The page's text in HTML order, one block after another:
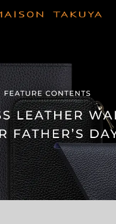
ース キーケース 名刺入れ
クト・ウォレット コインケース
ゴリー